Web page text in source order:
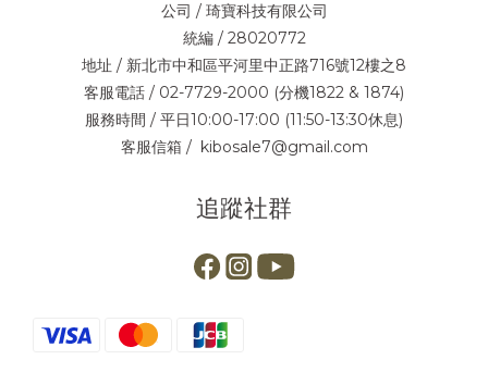
公司 / 琦寶科技有限公司
統編 / 28020772
地址 / 新北市中和區平河里中正路716號12樓之8
客服電話 / 02-7729-2000 (分機1822 & 1874)
服務時間 / 平日10:00-17:00 (11:50-13:30休息)
客服信箱 / kibosale7@gmail.com
追蹤社群